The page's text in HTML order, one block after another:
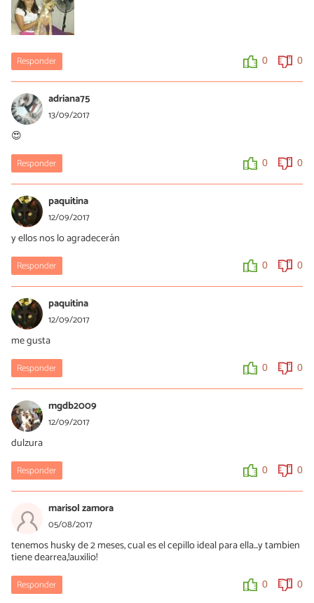
Responder 0 0
adriana75
13/09/2017
😍
Responder 0 0
paquitina
12/09/2017
y ellos nos lo agradecerán
Responder 0 0
paquitina
12/09/2017
me gusta
Responder 0 0
mgdb2009
12/09/2017
dulzura
Responder 0 0
marisol zamora
05/08/2017
tenemos husky de 2 meses, cual es el cepillo ideal para ella...y tambien
tiene dearrea,!auxilio!
Responder 0 0